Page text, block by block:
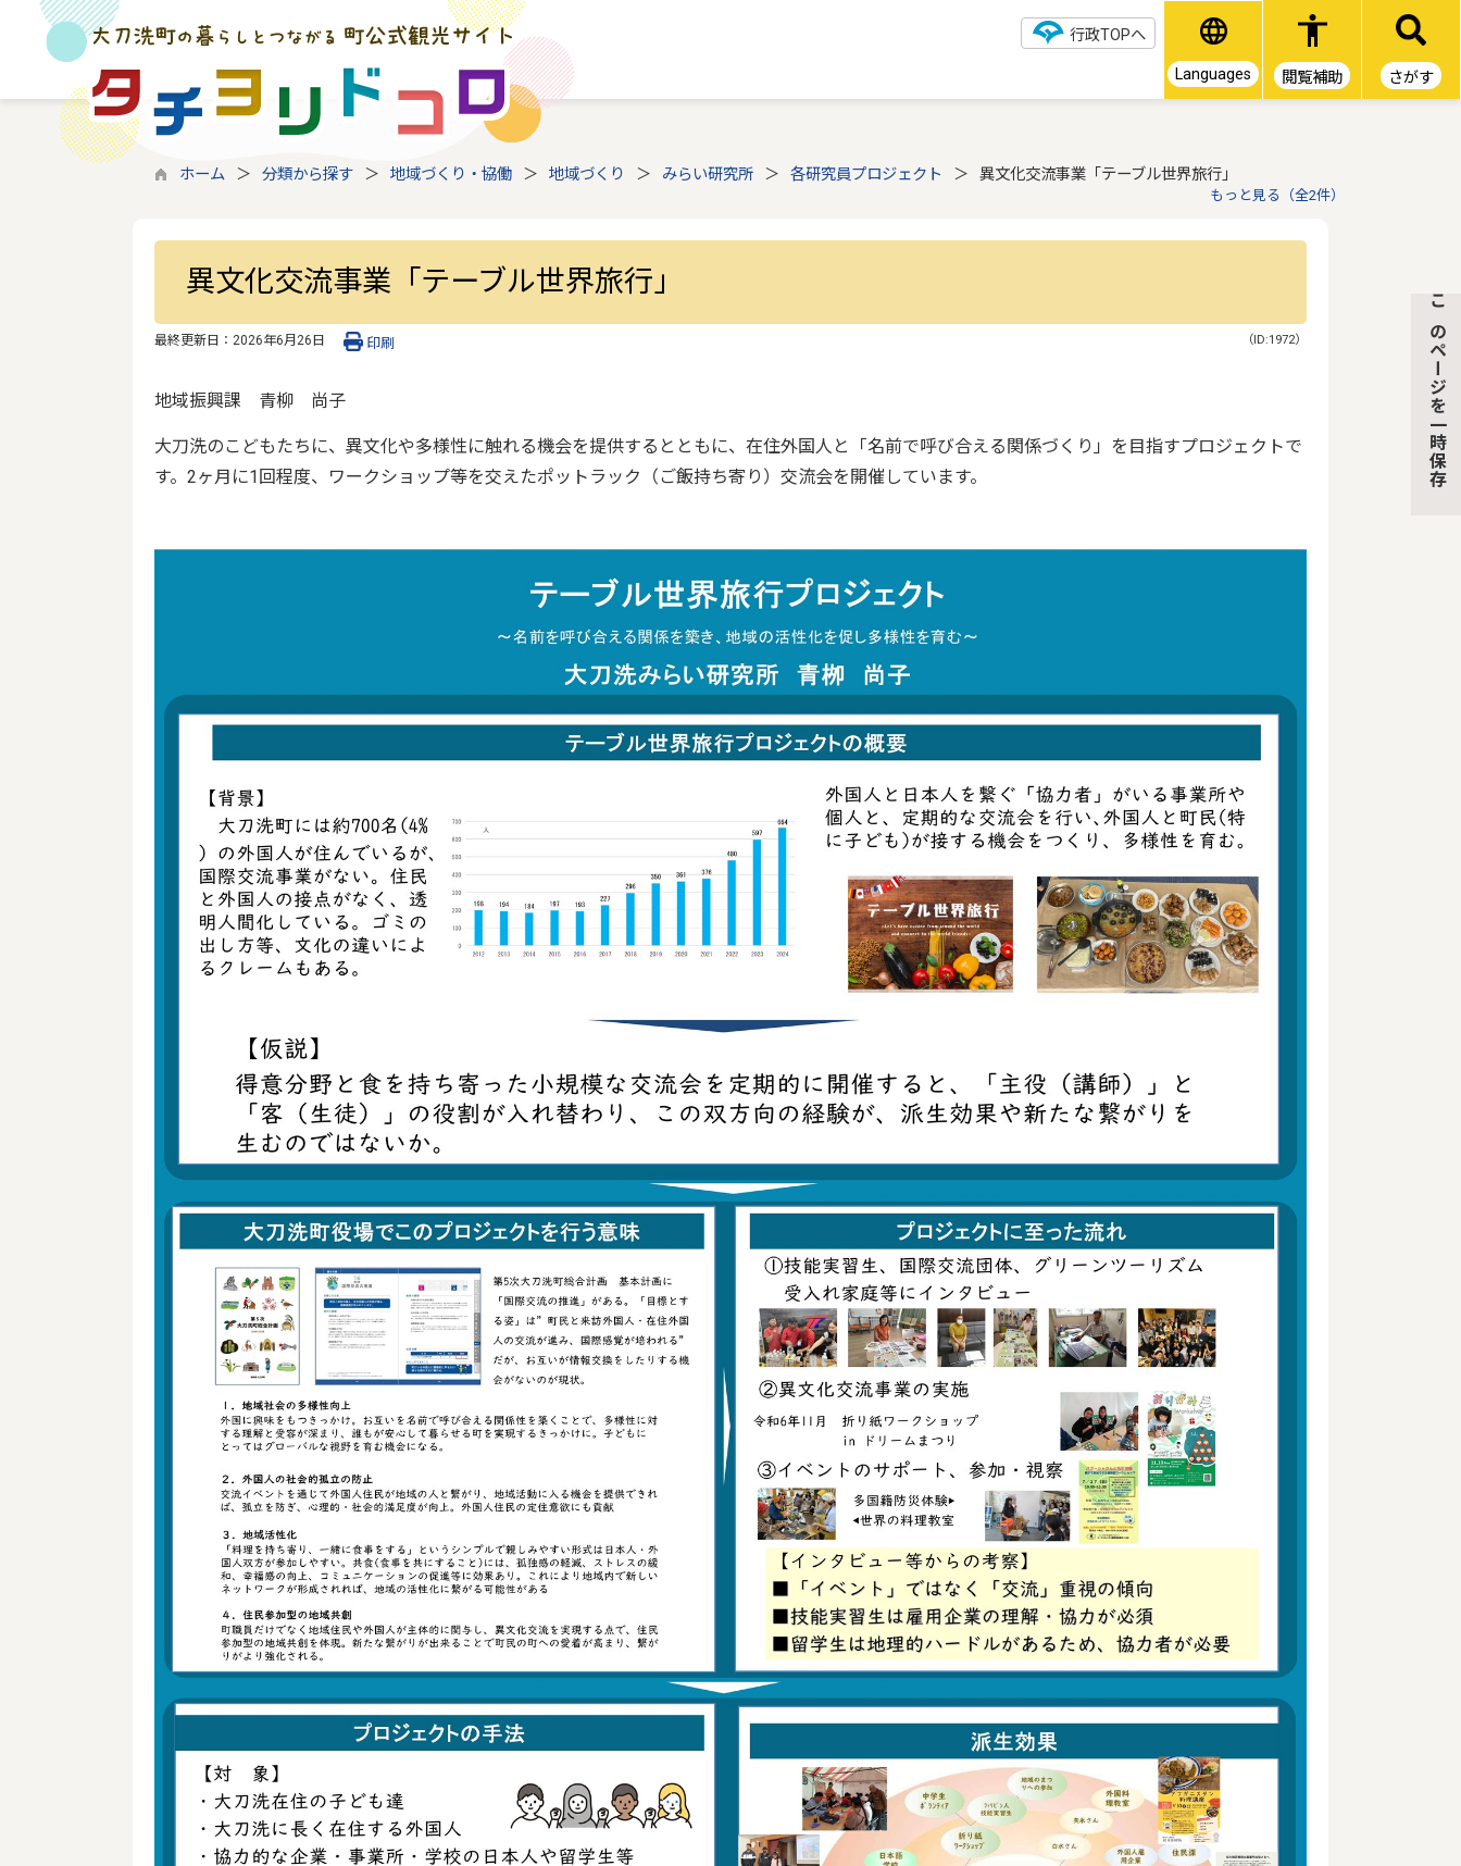
行政TOPへ
Languages 閲覧補助 さがす
ホーム 分類から探す 地域づくり・協働 地域づくり みらい研究所 各研究員プロジェクト 異文化交流事業「テーブル世界旅行」
もっと見る（全2件）
異文化交流事業「テーブル世界旅行」
最終更新日： 2026年6月26日 （ID:1972）
印刷
地域振興課 青柳 尚子
大刀洗のこどもたちに、異文化や多様性に触れる機会を提供するとともに、在住外国人と「名前で呼び合える関係づくり」を目指すプロジェクトで
す。2ヶ月に1回程度、ワークショップ等を交えたポットラック（ご飯持ち寄り）交流会を開催しています。
このページを一時保存